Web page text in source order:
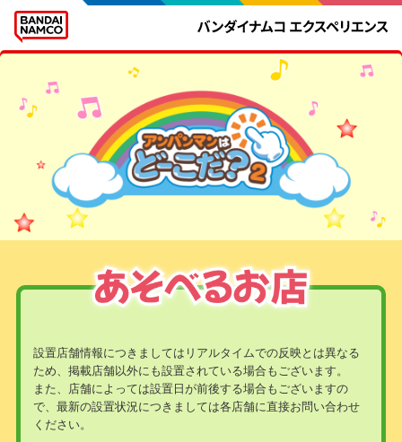
設置店舗情報につきましてはリアルタイムでの反映とは異なる
ため、掲載店舗以外にも設置されている場合もございます。
また、店舗によっては設置日が前後する場合もございますの
で、最新の設置状況につきましては各店舗に直接お問い合わせ
ください。